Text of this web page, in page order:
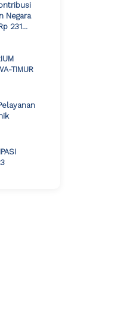
Negara
231
TIMUR